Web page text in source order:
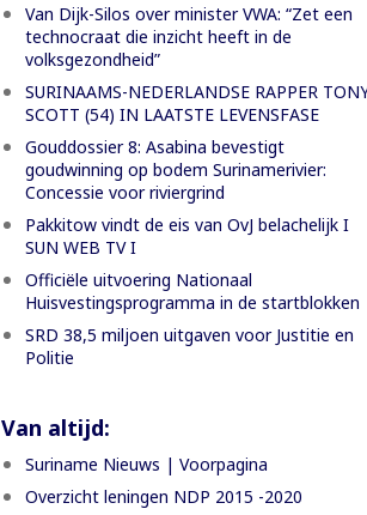
Van Dijk-Silos over minister VWA: “Zet een
technocraat die inzicht heeft in de
volksgezondheid”
SURINAAMS-NEDERLANDSE RAPPER
SCOTT (54) IN LAATSTE LEVENSFASE
Gouddossier 8: Asabina bevestigt
goudwinning op bodem Surinamerivier:
Concessie voor riviergrind
Pakkitow vindt de eis van OvJ belachelijk I
SUN WEB TV I
Officiële uitvoering Nationaal
Huisvestingsprogramma in de startblokken
SRD 38,5 miljoen uitgaven voor Justitie en
Politie
Van altijd:
Suriname Nieuws | Voorpagina
Overzicht leningen NDP 2015 -2020